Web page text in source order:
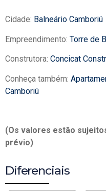
Cidade: Balneário Camboriú
Empreendimento: Torre de
Construtora: Concicat
Conheça também:
Camboriú
(Os valores estão
prévio)
Diferenciais